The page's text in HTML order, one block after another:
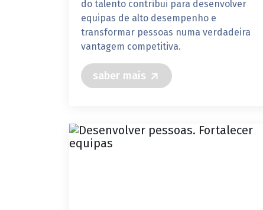
do talento contribui para desenvolver
equipas de alto desempenho e
transformar pessoas numa verdadeira
vantagem competitiva.
saber mais